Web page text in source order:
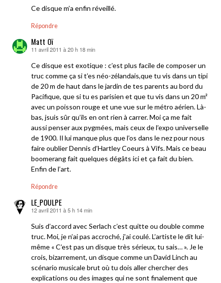
Ce disque m’a enfin réveillé.
Répondre
Matt Oï
dit :
11 avril 2011 à 20 h 18 min
Ce disque est exotique : c’est plus facile de composer un
truc comme ça si t’es néo-zélandais,que tu vis dans un tipi
de 20 m de haut dans le jardin de tes parents au bord du
Pacifique, que si tu es parisien et que tu vis dans un 20 m²
avec un poisson rouge et une vue sur le métro aérien. Là-
bas, jsuis sûr qu’ils en ont rien à carrer. Moi ça me fait
aussi penser aux pygmées, mais ceux de l’expo universelle
de 1900. Il lui manque plus que l’os dans le nez pour nous
faire oublier Dennis d’Hartley Coeurs à Vifs. Mais ce beau
boomerang fait quelques dégâts ici et ça fait du bien.
Enfin de l’art.
Répondre
LE_POULPE
dit :
12 avril 2011 à 5 h 14 min
Suis d’accord avec Serlach c’est quitte ou double comme
truc. Moi, je n’ai pas accroché, j’ai coulé. L’artiste le dit lui-
même « C’est pas un disque très sérieux, tu sais… ». Je le
crois, bizarrement, un disque comme un David Linch au
scénario musicale brut où tu dois aller chercher des
explications ou des images qui ne sont finalement que